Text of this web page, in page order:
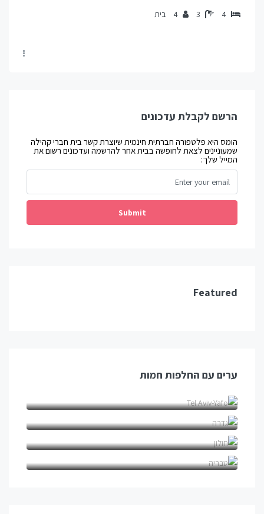
4
3
4 בית
הרשם לקבלת עדכונים
הומס היא פלטפורה חברתית חינמית שיוצרת קשר בית חברי קהילה
שמעוניינים לצאת לחופשה בבית אחר להרשמה ועדכונים רשום את
המייל שלך:
Submit
Featured
ערים עם החלפות חמות